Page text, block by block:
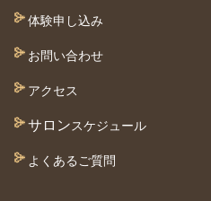
体験申し込み
お問い合わせ
アクセス
サロンスケジュール
よくあるご質問